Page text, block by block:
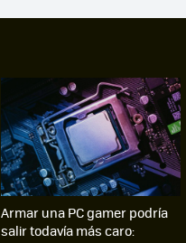
Armar una PC gamer podría
salir todavía más caro: